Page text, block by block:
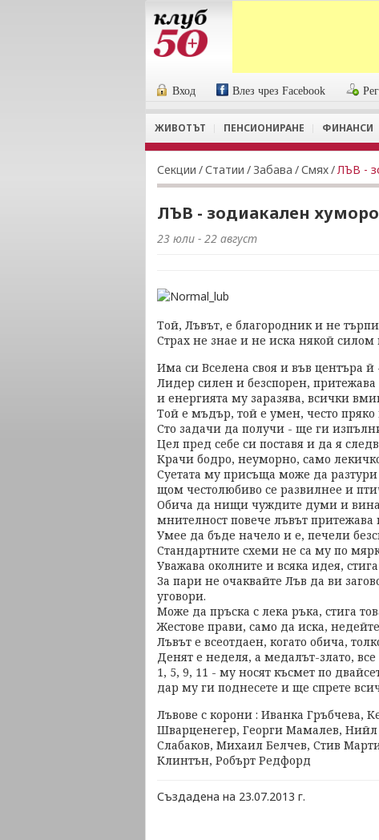
Вход Влез чрез Facebook
ЖИВОТЪТ ПЕНСИОНИРАНЕ ФИНАНСИ
Секции /Статии / Забава /Смях/ЛЪВ -
ЛЪВ - зодиакален
23 юли - 22 август
Той, Лъвът, е благородник и не
Страх не знае и не иска някой силом
Има си Вселена своя и във центъра й
Лидер силен и безспорен,
и енергията му заразява, всички
Той е мъдър, той е умен, често
Сто задачи да получи - ще ги
Цел пред себе си поставя и да я
Крачи бодро, неуморно, само
Суетата му присъща може да
щом честолюбиво се развилнее и
Обича да нищи чуждите думи и
мнителност повече лъвът притежава
Умее да бъде начело и е, печели
Стандартните схеми не са му по
Уважава околните и всяка идея,
За пари не очаквайте Лъв да ви
уговори.
Може да пръска с лека ръка, стига
Жестове прави, само да иска,
Лъвът е всеотдаен, когато обича,
Денят е неделя, а медалът-злато,
1, 5, 9, 11 - му носят късмет по
дар му ги поднесете и ще спрете
Лъвове с корони : Иванка Гръбчева,
Шварценегер, Георги Мамалев,
Слабаков, Михаил Белчев, Стив
Клинтън, Робърт Редфорд
Създадена на 23.07.2013 г.